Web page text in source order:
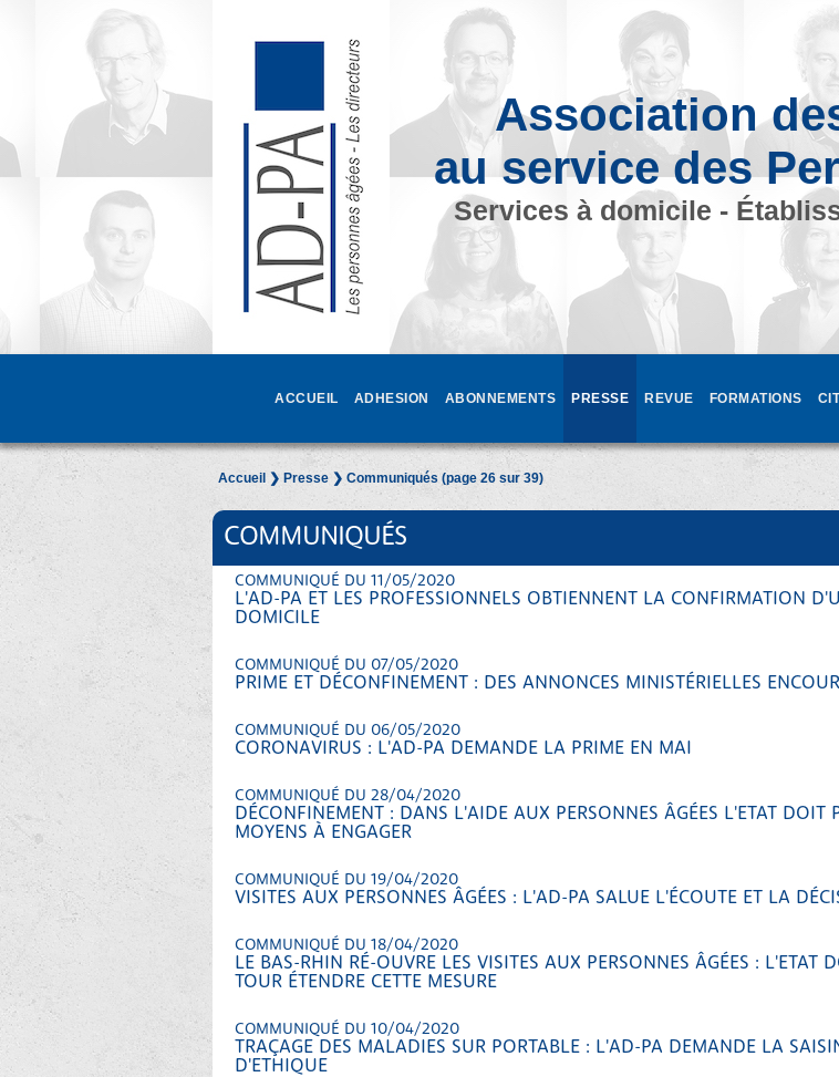
Association
au service des
Services à domicile -
ACCUEIL ADHESION ABONNEMENTS PRESSE REVUE FORMATIONS
Accueil ❯ Presse ❯ Communiqués (page 26 sur 39)
COMMUNIQUÉS
COMMUNIQUÉ DU 11/05/2020
L'AD-PA ET LES PROFESSIONNELS OBTIENNENT LA CONFIRMATION
DOMICILE
COMMUNIQUÉ DU 07/05/2020
PRIME ET DÉCONFINEMENT : DES ANNONCES MINISTÉRIELLES
COMMUNIQUÉ DU 06/05/2020
CORONAVIRUS : L'AD-PA DEMANDE LA PRIME EN MAI
COMMUNIQUÉ DU 28/04/2020
DÉCONFINEMENT : DANS L'AIDE AUX PERSONNES ÂGÉES L'ETAT DOIT
MOYENS À ENGAGER
COMMUNIQUÉ DU 19/04/2020
VISITES AUX PERSONNES ÂGÉES : L'AD-PA SALUE L'ÉCOUTE ET LA
COMMUNIQUÉ DU 18/04/2020
LE BAS-RHIN RÉ-OUVRE LES VISITES AUX PERSONNES ÂGÉES : L'ETAT
TOUR ÉTENDRE CETTE MESURE
COMMUNIQUÉ DU 10/04/2020
TRAÇAGE DES MALADIES SUR PORTABLE : L'AD-PA DEMANDE LA
D'ETHIQUE